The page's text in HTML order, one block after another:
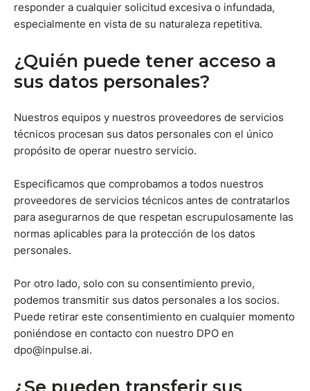
responder a cualquier solicitud excesiva o infundada,
especialmente en vista de su naturaleza repetitiva.
¿Quién puede tener acceso a
sus datos personales?
Nuestros equipos y nuestros proveedores de servicios
técnicos procesan sus datos personales con el único
propósito de operar nuestro servicio.
Especificamos que comprobamos a todos nuestros
proveedores de servicios técnicos antes de contratarlos
para asegurarnos de que respetan escrupulosamente las
normas aplicables para la protección de los datos
personales.
Por otro lado, solo con su consentimiento previo,
podemos transmitir sus datos personales a los socios.
Puede retirar este consentimiento en cualquier momento
poniéndose en contacto con nuestro DPO en
dpo@inpulse.ai.
¿Se pueden transferir sus